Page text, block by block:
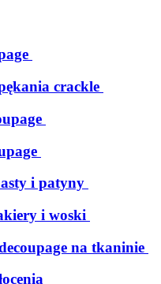
crackle
i patyny
i woski
na tkaninie